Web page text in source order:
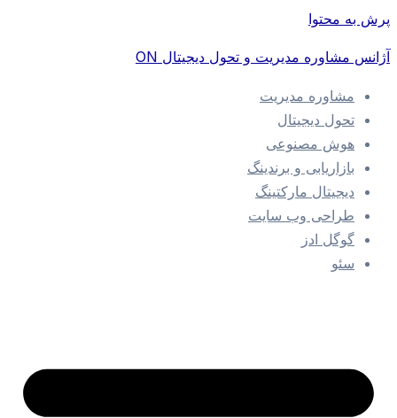
پرش به محتوا
آژانس مشاوره مدیریت و تحول دیجیتال ON
مشاوره مدیریت
تحول دیجیتال
هوش مصنوعی
بازاریابی و برندینگ
دیجیتال مارکتینگ
طراحی وب سایت
گوگل ادز
سئو